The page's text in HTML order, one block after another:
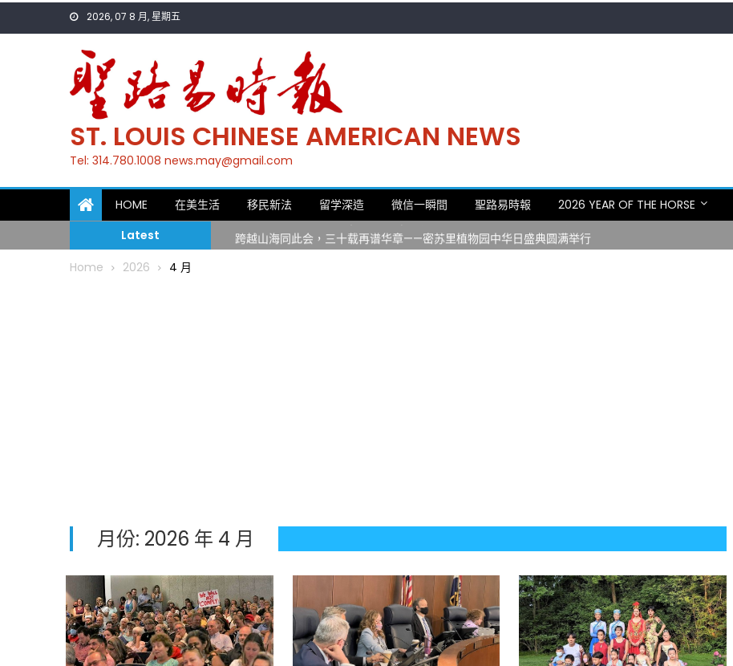
2026, 07 8 月, 星期五
ST. LOUIS CHINESE AMERICAN NEWS
Tel: 314.780.1008 news.may@gmail.com
HOME 在美生活 移民新法 留学深造 微信一瞬間 聖路易時報 2026 YEAR OF THE HORSE
Latest
一晃三十年，初夏又相逢。中华日，等你来赴约 —— 密苏里植物园“中华日三十周年特别报道（五）
筝声与琴韵交汇：刘励(Li Statler)与钢琴家Darek演绎一场古筝与钢琴的精彩对话
跨越山海同此会，三十载再谱华章——密苏里植物园中华日盛典圆满举行
圣路易龙舟俱乐部5月16日龙舟体验日 邀请各界亲身体验划行乐趣 + 水上竞速魅力
Home 2026 4 月
月份: 2026 年 4 月